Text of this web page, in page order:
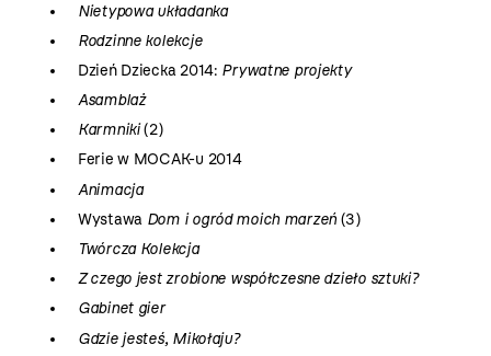
Nietypowa układanka
Rodzinne kolekcje
Dzień Dziecka 2014: Prywatne projekty
Asamblaż
Karmniki(2)
Ferie w MOCAK-u 2014
Animacja
Wystawa Dom i ogród moich marzeń(3)
Twórcza Kolekcja
Z czego jest zrobione współczesne dzieło sztuki?
Gabinet gier
Gdzie jesteś, Mikołaju?